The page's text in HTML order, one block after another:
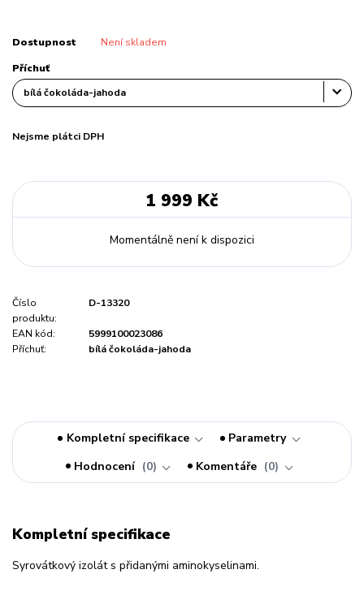
Dostupnost Není skladem
Příchuť
Nejsme plátci DPH
1 999 Kč
Momentálně není k dispozici
Číslo
produktu:
D-13320
EAN kód:
5999100023086
Příchuť:
bílá čokoláda-jahoda
Kompletní specifikace
Parametry
Hodnocení
0 Komentáře 0
Kompletní specifikace
Syrovátkový izolát s přidanými aminokyselinami.